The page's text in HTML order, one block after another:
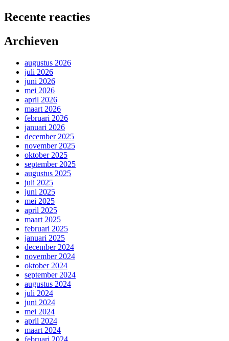
Recente reacties
Archieven
augustus 2026
juli 2026
juni 2026
mei 2026
april 2026
maart 2026
februari 2026
januari 2026
december 2025
november 2025
oktober 2025
september 2025
augustus 2025
juli 2025
juni 2025
mei 2025
april 2025
maart 2025
februari 2025
januari 2025
december 2024
november 2024
oktober 2024
september 2024
augustus 2024
juli 2024
juni 2024
mei 2024
april 2024
maart 2024
februari 2024